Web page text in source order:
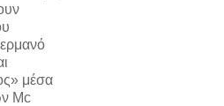
μέσα
Mc